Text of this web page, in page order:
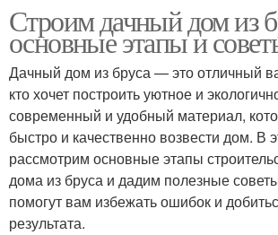
Строим дачный дом из
основные этапы и
Дачный дом из бруса — это отличный
кто хочет построить уютное и
современный и удобный материал,
быстро и качественно возвести дом. В
рассмотрим основные этапы
дома из бруса и дадим полезные
помогут вам избежать ошибок и
результата.